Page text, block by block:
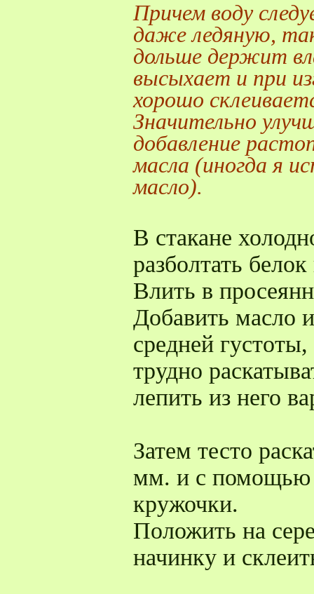
Причем воду
даже ледяную,
дольше держит
высыхает и при
хорошо
Значительно
добавление
масла (иногда я
масло).
В стакане
разболтать
Влить в
Добавить масло
средней густоты,
трудно
лепить из него
Затем тесто
мм. и с помощью
кружочки.
Положить на
начинку и